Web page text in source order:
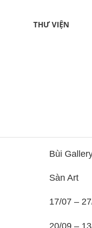
THƯ VIỆN
Bùi
Sàn Art
17/07 –
20/09 –